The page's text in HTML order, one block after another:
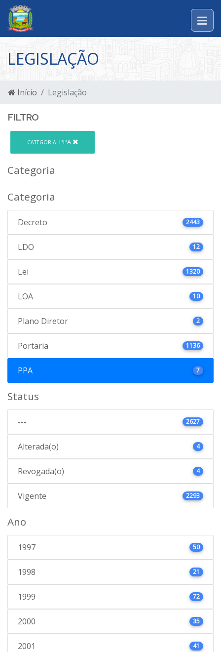
LEGISLAÇÃO
Início Legislação
FILTRO
CATEGORIA: PPA
Categoria
Categoria
Decreto 2443
LDO 12
Lei 1320
LOA 10
Plano Diretor 2
Portaria 1136
PPA 7
Status
--- 2627
Alterada(o) 4
Revogada(o) 4
Vigente 2293
Ano
1997 50
1998 21
1999 72
2000 35
2001 41